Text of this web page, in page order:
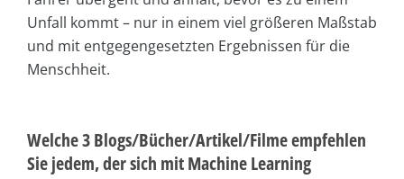
Unfall kommt – nur in einem viel größeren Maßstab
und mit entgegengesetzten Ergebnissen für die
Menschheit.
Welche 3 Blogs/Bücher/Artikel/Filme empfehlen
Sie jedem, der sich mit Machine Learning